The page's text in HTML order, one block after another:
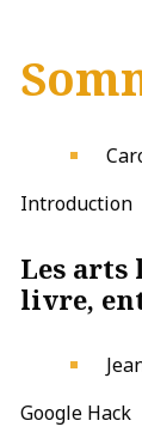
Introduction
Les
livre,
Google Hack